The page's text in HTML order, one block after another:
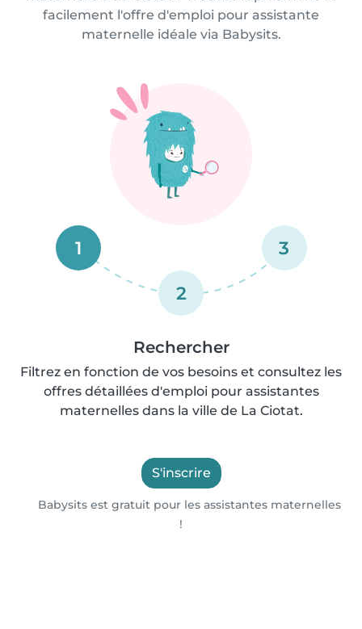
facilement l'offre d'emploi pour assistante
maternelle idéale via Babysits.
1
2
3
Rechercher
Filtrez en fonction de vos besoins et consultez les
offres détaillées d'emploi pour assistantes
maternelles dans la ville de La Ciotat.
S'inscrire
Babysits est gratuit pour les assistantes maternelles
!